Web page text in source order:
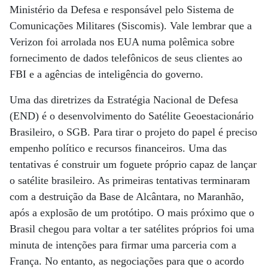
Ministério da Defesa e responsável pelo Sistema de
Comunicações Militares (Siscomis). Vale lembrar que a
Verizon foi arrolada nos EUA numa polêmica sobre
fornecimento de dados telefônicos de seus clientes ao
FBI e a agências de inteligência do governo.
Uma das diretrizes da Estratégia Nacional de Defesa
(END) é o desenvolvimento do Satélite Geoestacionário
Brasileiro, o SGB. Para tirar o projeto do papel é preciso
empenho político e recursos financeiros. Uma das
tentativas é construir um foguete próprio capaz de lançar
o satélite brasileiro. As primeiras tentativas terminaram
com a destruição da Base de Alcântara, no Maranhão,
após a explosão de um protótipo. O mais próximo que o
Brasil chegou para voltar a ter satélites próprios foi uma
minuta de intenções para firmar uma parceria com a
França. No entanto, as negociações para que o acordo